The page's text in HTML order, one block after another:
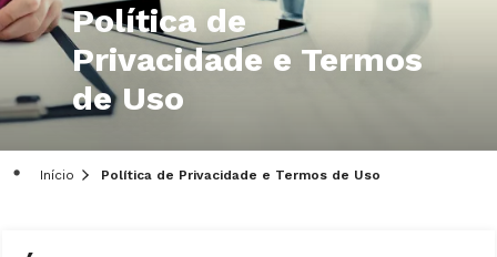
Política de
Privacidade e Termos
de Uso
Início Política de Privacidade e Termos de Uso